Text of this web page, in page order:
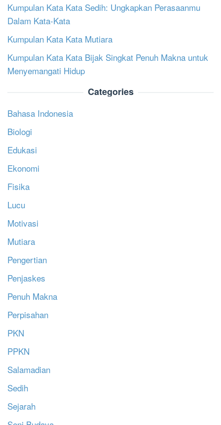
Kumpulan Kata Kata Sedih: Ungkapkan Perasaanmu
Dalam Kata-Kata
Kumpulan Kata Kata Mutiara
Kumpulan Kata Kata Bijak Singkat Penuh Makna untuk
Menyemangati Hidup
Categories
Bahasa Indonesia
Biologi
Edukasi
Ekonomi
Fisika
Lucu
Motivasi
Mutiara
Pengertian
Penjaskes
Penuh Makna
Perpisahan
PKN
PPKN
Salamadian
Sedih
Sejarah